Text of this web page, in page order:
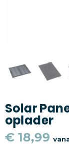
Textiel
Thema
Solar
oplader
€ 18,99